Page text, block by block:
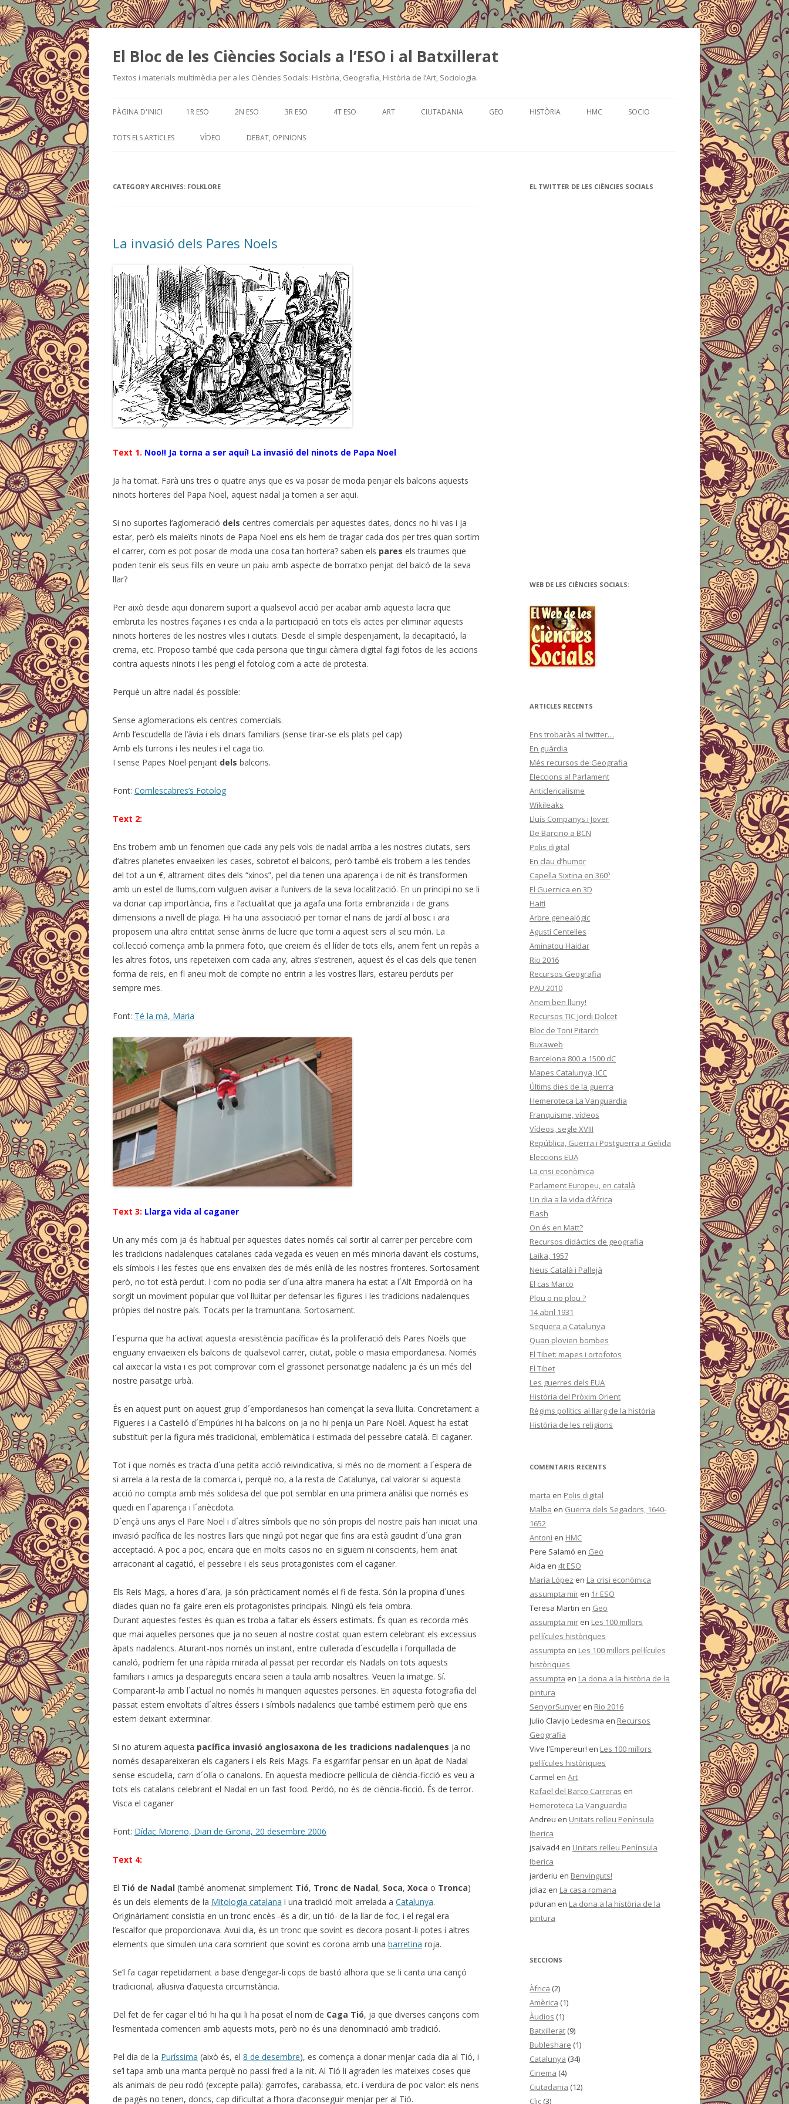
El Bloc de les Ciències Socials a l’ESO i al Batxillerat
Textos i materials multimèdia per a les Ciències Socials: Història, Geografia, Història de l’Art, Sociologia.
to
PÀGINA D'INICI 1R ESO 2N ESO 3R ESO 4T ESO ART CIUTADANIA GEO HISTÒRIA HMC SOCIO
TOTS ELS ARTICLES VÍDEO DEBAT, OPINIONS
CATEGORY ARCHIVES: FOLKLORE
La invasió dels Pares Noels
Text 1. Noo!! Ja torna a ser aquí! La invasió del ninots de Papa Noel
Ja ha tornat. Farà uns tres o quatre anys que es va posar de moda penjar els balcons aquests
ninots horteres del Papa Noel, aquest nadal ja tornen a ser aqui.
Si no suportes l’aglomeració dels centres comercials per aquestes dates, doncs no hi vas i ja
estar, però els maleïts ninots de Papa Noel ens els hem de tragar cada dos per tres quan sortim
el carrer, com es pot posar de moda una cosa tan hortera? saben els pares els traumes que
poden tenir els seus fills en veure un paiu amb aspecte de borratxo penjat del balcó de la seva
llar?
Per això desde aqui donarem suport a qualsevol acció per acabar amb aquesta lacra que
embruta les nostres façanes i es crida a la participació en tots els actes per eliminar aquests
ninots horteres de les nostres viles i ciutats. Desde el simple despenjament, la decapitació, la
crema, etc. Proposo també que cada persona que tingui càmera digital fagi fotos de les accions
contra aquests ninots i les pengi el fotolog com a acte de protesta.
Perquè un altre nadal és possible:
Sense aglomeracions els centres comercials.
Amb l’escudella de l’àvia i els dinars familiars (sense tirar-se els plats pel cap)
Amb els turrons i les neules i el caga tio.
I sense Papes Noel penjant dels balcons.
Font: Comlescabres’s Fotolog
Text 2:
Ens trobem amb un fenomen que cada any pels vols de nadal arriba a les nostres ciutats, sers
d’altres planetes envaeixen les cases, sobretot el balcons, però també els trobem a les tendes
del tot a un €, altrament dites dels “xinos”, pel dia tenen una aparença i de nit és transformen
amb un estel de llums,com vulguen avisar a l’univers de la seva localització. En un principi no se li
va donar cap importància, fins a l’actualitat que ja agafa una forta embranzida i de grans
dimensions a nivell de plaga. Hi ha una associació per tornar el nans de jardí al bosc i ara
proposem una altra entitat sense ànims de lucre que torni a aquest sers al seu món. La
col.lecció comença amb la primera foto, que creiem és el líder de tots ells, anem fent un repàs a
les altres fotos, uns repeteixen com cada any, altres s’estrenen, aquest és el cas dels que tenen
forma de reis, en fi aneu molt de compte no entrin a les vostres llars, estareu perduts per
sempre mes.
Font: Té la mà, Maria
Text 3: Llarga vida al caganer
Un any més com ja és habitual per aquestes dates només cal sortir al carrer per percebre com
les tradicions nadalenques catalanes cada vegada es veuen en més minoria davant els costums,
els símbols i les festes que ens envaixen des de més enllà de les nostres fronteres. Sortosament
però, no tot està perdut. I com no podia ser d´una altra manera ha estat a l´Alt Empordà on ha
sorgit un moviment popular que vol lluitar per defensar les figures i les tradicions nadalenques
pròpies del nostre país. Tocats per la tramuntana. Sortosament.
l´espurna que ha activat aquesta «resistència pacífica» és la proliferació dels Pares Noëls que
enguany envaeixen els balcons de qualsevol carrer, ciutat, poble o masia empordanesa. Només
cal aixecar la vista i es pot comprovar com el grassonet personatge nadalenc ja és un més del
nostre paisatge urbà.
És en aquest punt on aquest grup d´empordanesos han començat la seva lluita. Concretament a
Figueres i a Castelló d´Empúries hi ha balcons on ja no hi penja un Pare Noël. Aquest ha estat
substituït per la figura més tradicional, emblemàtica i estimada del pessebre català. El caganer.
Tot i que només es tracta d´una petita acció reivindicativa, si més no de moment a l´espera de
si arrela a la resta de la comarca i, perquè no, a la resta de Catalunya, cal valorar si aquesta
acció no compta amb més solidesa del que pot semblar en una primera anàlisi que només es
quedi en l´aparença i l´anècdota.
D´ençà uns anys el Pare Noël i d´altres símbols que no són propis del nostre país han iniciat una
invasió pacífica de les nostres llars que ningú pot negar que fins ara està gaudint d´una gran
acceptació. A poc a poc, encara que en molts casos no en siguem ni conscients, hem anat
arraconant al cagatió, el pessebre i els seus protagonistes com el caganer.
Els Reis Mags, a hores d´ara, ja són pràcticament només el fi de festa. Són la propina d´unes
diades quan no fa gaire eren els protagonistes principals. Ningú els feia ombra.
Durant aquestes festes és quan es troba a faltar els éssers estimats. És quan es recorda més
que mai aquelles persones que ja no seuen al nostre costat quan estem celebrant els excessius
àpats nadalencs. Aturant-nos només un instant, entre cullerada d´escudella i forquillada de
canaló, podríem fer una ràpida mirada al passat per recordar els Nadals on tots aquests
familiars i amics ja despareguts encara seien a taula amb nosaltres. Veuen la imatge. Sí.
Comparant-la amb l´actual no només hi manquen aquestes persones. En aquesta fotografia del
passat estem envoltats d´altres éssers i símbols nadalencs que també estimem però que ens
estem deixant exterminar.
Si no aturem aquesta pacífica invasió anglosaxona de les tradicions nadalenques ja no
només desapareixeran els caganers i els Reis Mags. Fa esgarrifar pensar en un àpat de Nadal
sense escudella, carn d´olla o canalons. En aquesta mediocre pel·lícula de ciència-ficció es veu a
tots els catalans celebrant el Nadal en un fast food. Perdó, no és de ciència-ficció. És de terror.
Visca el caganer
Font: Dídac Moreno, Diari de Girona, 20 desembre 2006
Text 4:
El Tió de Nadal (també anomenat simplement Tió, Tronc de Nadal, Soca, Xoca o Tronca)
és un dels elements de la Mitologia catalana i una tradició molt arrelada a Catalunya.
Originàriament consistia en un tronc encès -és a dir, un tió- de la llar de foc, i el regal era
l’escalfor que proporcionava. Avui dia, és un tronc que sovint es decora posant-li potes i altres
elements que simulen una cara somrient que sovint es corona amb una barretina roja.
Se’l fa cagar repetidament a base d’engegar-li cops de bastó alhora que se li canta una cançó
tradicional, al·lusiva d’aquesta circumstància.
Del fet de fer cagar el tió hi ha qui li ha posat el nom de Caga Tió, ja que diverses cançons com
l’esmentada comencen amb aquests mots, però no és una denominació amb tradició.
Pel dia de la Puríssima (això és, el 8 de desembre), es comença a donar menjar cada dia al Tió, i
se’l tapa amb una manta perquè no passi fred a la nit. Al Tió li agraden les mateixes coses que
als animals de peu rodó (excepte palla): garrofes, carabassa, etc. i verdura de poc valor: els nens
de pagès no tenen, doncs, cap dificultat a l’hora d’aconseguir menjar per al Tió.
EL TWITTER DE LES CIÈNCIES SOCIALS
WEB DE LES CIÈNCIES SOCIALS:
ARTICLES RECENTS
Ens trobaràs al twitter…
En guàrdia
Més recursos de Geografia
Eleccions al Parlament
Anticlericalisme
Wikileaks
Lluís Companys i Jover
De Barcino a BCN
Polis digital
En clau d’humor
Capella Sixtina en 360º
El Guernica en 3D
Haití
Arbre genealògic
Agustí Centelles
Aminatou Haidar
Rio 2016
Recursos Geografia
PAU 2010
Anem ben lluny!
Recursos TIC Jordi Dolcet
Bloc de Toni Pitarch
Buxaweb
Barcelona 800 a 1500 dC
Mapes Catalunya, ICC
Últims dies de la guerra
Hemeroteca La Vanguardia
Franquisme, vídeos
Vídeos, segle XVIII
República, Guerra i Postguerra a Gelida
Eleccions EUA
La crisi econòmica
Parlament Europeu, en català
Un dia a la vida d’Àfrica
Flash
On és en Matt?
Recursos didàctics de geografia
Laika, 1957
Neus Català i Pallejà
El cas Marco
Plou o no plou ?
14 abril 1931
Sequera a Catalunya
Quan plovien bombes
El Tibet: mapes i ortofotos
El Tibet
Les guerres dels EUA
Història del Pròxim Orient
Règims polítics al llarg de la història
Història de les religions
COMENTARIS RECENTS
marta en Polis digital
Malba en Guerra dels Segadors, 1640-
1652
Antoni en HMC
Pere Salamó en Geo
Aida en 4t ESO
María López en La crisi econòmica
assumpta mir en 1r ESO
Teresa Martin en Geo
assumpta mir en Les 100 millors
pel·lícules històriques
assumpta en Les 100 millors pel·lícules
històriques
assumpta en La dona a la història de la
pintura
SenyorSunyer en Rio 2016
Julio Clavijo Ledesma en Recursos
Geografia
Vive l'Empereur! en Les 100 millors
pel·lícules històriques
Carmel en Art
Rafael del Barco Carreras en
Hemeroteca La Vanguardia
Andreu en Unitats relleu Península
Iberica
jsalvad4en Unitats relleu Península
Iberica
jarderiu en Benvinguts!
jdiaz en La casa romana
pduran en La dona a la història de la
pintura
SECCIONS
Àfrica (2)
Amèrica (1)
Àudios (1)
Batxillerat (9)
Bubleshare (1)
Catalunya (34)
Cinema (4)
Ciutadania (12)
Clic (3)